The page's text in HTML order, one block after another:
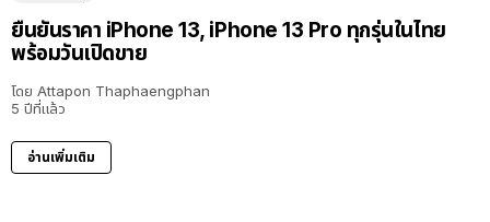
ยืนยันราคา iPhone 13, iPhone 13 Pro ทุกรุ่นในไทย
พร้อมวันเปิดขาย
โดย Attapon Thaphaengphan
5 ปีที่แล้ว
อ่านเพิ่มเติม